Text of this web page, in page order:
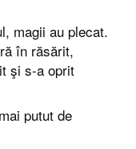
magii au plecat.
în răsărit,
şi s-a oprit
putut de